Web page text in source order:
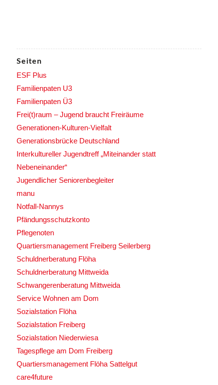
Seiten
ESF Plus
Familienpaten U3
Familienpaten Ü3
Frei(t)raum – Jugend braucht Freiräume
Generationen-Kulturen-Vielfalt
Generationsbrücke Deutschland
Interkultureller Jugendtreff „Miteinander statt
Nebeneinander“
Jugendlicher Seniorenbegleiter
manu
Notfall-Nannys
Pfändungsschutzkonto
Pflegenoten
Quartiersmanagement Freiberg Seilerberg
Schuldnerberatung Flöha
Schuldnerberatung Mittweida
Schwangerenberatung Mittweida
Service Wohnen am Dom
Sozialstation Flöha
Sozialstation Freiberg
Sozialstation Niederwiesa
Tagespflege am Dom Freiberg
Quartiersmanagement Flöha Sattelgut
care4future